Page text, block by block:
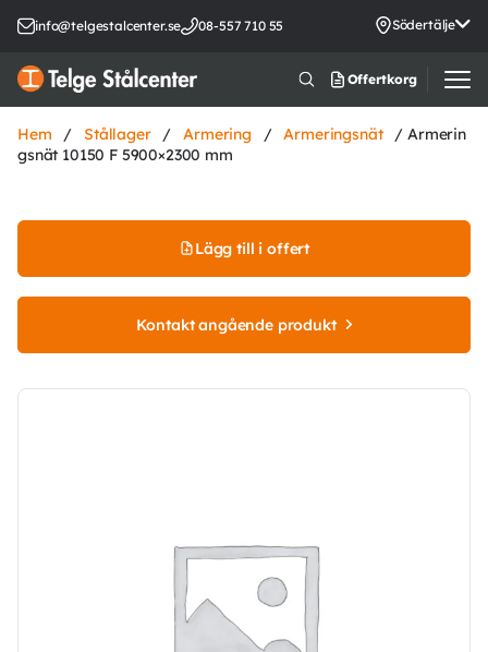
info@telgestalcenter.se 08-557 710 55 Södertälje
Offertkorg
Hem / Stållager / Armering / Armeringsnät
/ Armerin
gsnät 10150 F 5900×2300 mm
Lägg till i offert
Kontakt angående produkt